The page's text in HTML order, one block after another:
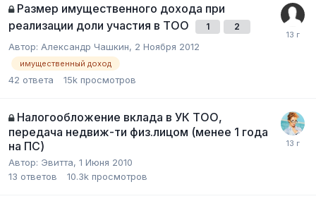
Размер имущественного дохода при
реализации доли участия в ТОО
1 2
Автор: Александр Чашкин, 2 Ноября 2012
имущественный доход
42 ответа 15k просмотров
Налогообложение вклада в УК ТОО,
передача недвиж-ти физ.лицом (менее 1 года
на ПС)
Автор: Эвитта, 1 Июня 2010
13 ответов 10.3k просмотров